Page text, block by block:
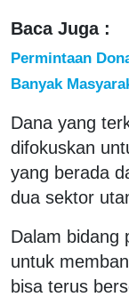
Baca Juga :
Permintaan
Banyak
Dana yang
difokuskan
yang berada
dua sektor
Dalam bidang
untuk
bisa terus